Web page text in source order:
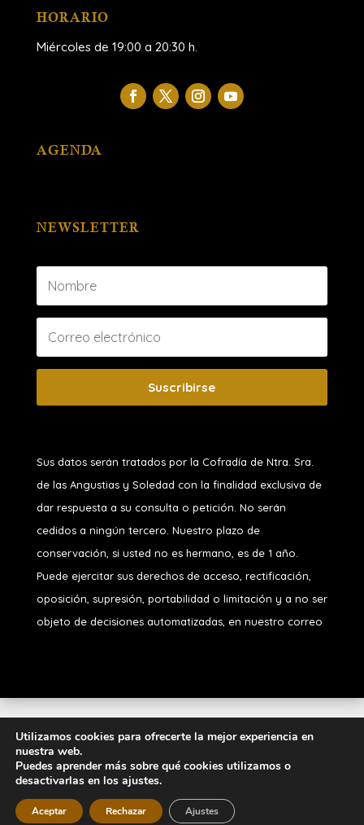
HORARIO
Miércoles de 19:00 a 20:30 h.
AGENDA
NEWSLETTER
Suscribirse
Sus datos serán tratados por la Cofradía de Ntra. Sra.
de las Angustias y Soledad con la finalidad exclusiva de
dar respuesta a su consulta o petición. No serán
cedidos a ningún tercero. Nuestro plazo de
conservación, si usted no es hermano, es de 1 año.
Puede ejercitar sus derechos de acceso, rectificación,
oposición, supresión, portabilidad o limitación y a no ser
objeto de decisiones automatizadas, en nuestro correo
Diseñado poriNova Cloud. Una empresa deGrupo
reservados.Política de Privacidad
Legal|Política de Cookies
Utilizamos cookies para ofrecerte la mejor experiencia en
nuestra web.
Puedes aprender más sobre qué cookies utilizamos o
desactivarlas en los ajustes.
Aceptar Rechazar Ajustes